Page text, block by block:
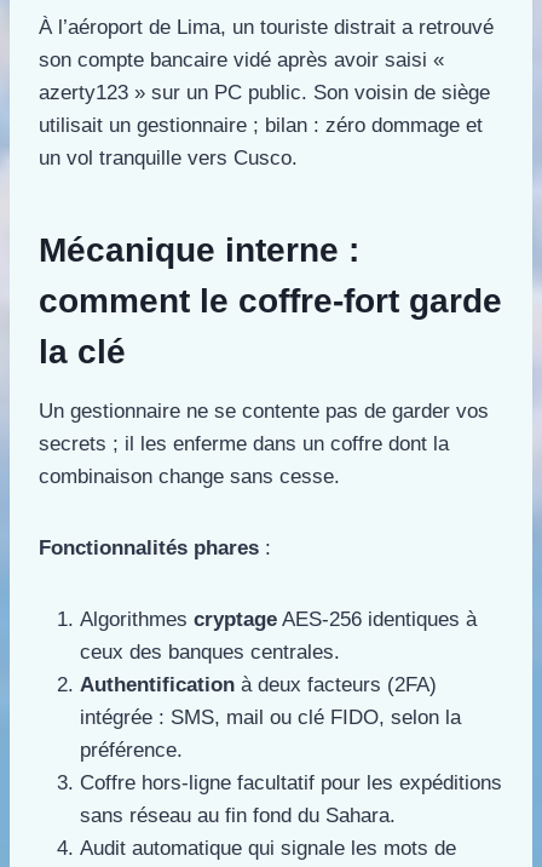
À l’aéroport de Lima, un touriste distrait a retrouvé
son compte bancaire vidé après avoir saisi «
azerty123 » sur un PC public. Son voisin de siège
utilisait un gestionnaire ; bilan : zéro dommage et
un vol tranquille vers Cusco.
Mécanique interne :
comment le coffre-fort garde
la clé
Un gestionnaire ne se contente pas de garder vos
secrets ; il les enferme dans un coffre dont la
combinaison change sans cesse.
Fonctionnalités phares :
Algorithmes cryptage AES-256 identiques à
ceux des banques centrales.
Authentification à deux facteurs (2FA)
intégrée : SMS, mail ou clé FIDO, selon la
préférence.
Coffre hors-ligne facultatif pour les expéditions
sans réseau au fin fond du Sahara.
Audit automatique qui signale les mots de